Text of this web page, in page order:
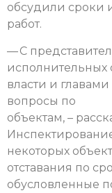
обсудили сроки
работ.
— С
исполнительных
власти и
вопросы по
объектам, –
некоторых
отставания по
обусловленные